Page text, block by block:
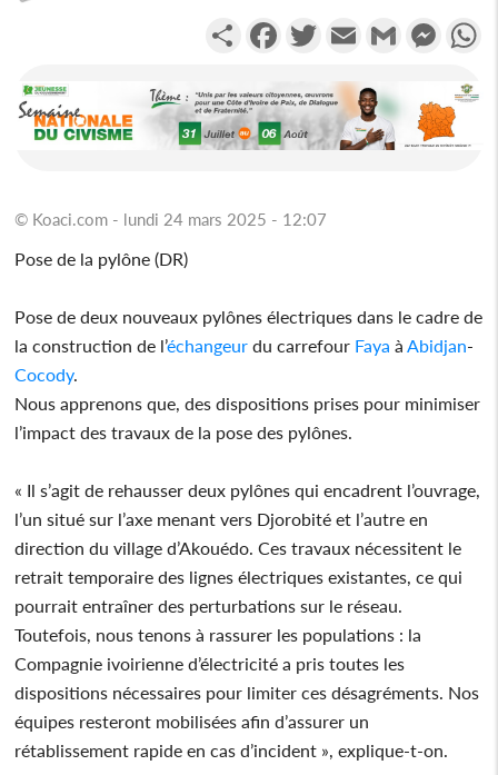
PartagerFacebookTwitterEmail Gmail
© Koaci.com - lundi 24 mars 2025 - 12:07
Pose de la pylône (DR)
Pose de deux nouveaux pylônes électriques dans le cadre de
la construction de l’échangeur du carrefour Faya àAbidjan-
Cocody.
Nous apprenons que, des dispositions prises pour minimiser
l’impact des travaux de la pose des pylônes.
« Il s’agit de rehausser deux pylônes qui encadrent l’ouvrage,
l’un situé sur l’axe menant vers Djorobité et l’autre en
direction du village d’Akouédo. Ces travaux nécessitent le
retrait temporaire des lignes électriques existantes, ce qui
pourrait entraîner des perturbations sur le réseau.
Toutefois, nous tenons à rassurer les populations : la
Compagnie ivoirienne d’électricité a pris toutes les
dispositions nécessaires pour limiter ces désagréments. Nos
équipes resteront mobilisées afin d’assurer un
rétablissement rapide en cas d’incident », explique-t-on.